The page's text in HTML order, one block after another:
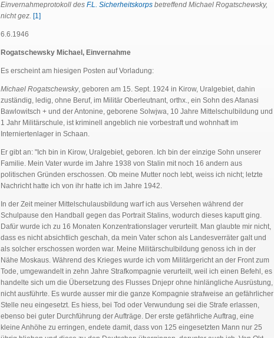
Einvernahmeprotokoll des F.L. Sicherheitskorps betreffend Michael Rogatschewsky,
nicht gez. [1]
6.6.1946
Rogatschewsky Michael, Einvernahme
Es erscheint am hiesigen Posten auf Vorladung:
Michael Rogatschewsky, geboren am 15. Sept. 1924 in Kirow, Uralgebiet, dahin
zuständig, ledig, ohne Beruf, im Militär Oberleutnant, orthx., ein Sohn des Afanasi
Bawlowitsch + und der Antonine, geborene Solwjwa, 10 Jahre Mittelschulbildung und
1 Jahr Militärschule, ist kriminell angeblich nie vorbestraft und wohnhaft im
Interniertenlager in Schaan.
Er gibt an: "Ich bin in Kirow, Uralgebiet, geboren. Ich bin der einzige Sohn unserer
Familie. Mein Vater wurde im Jahre 1938 von Stalin mit noch 16 andern aus
politischen Gründen erschossen. Ob meine Mutter noch lebt, weiss ich nicht; letzte
Nachricht hatte ich von ihr hatte ich im Jahre 1942.
In der Zeit meiner Mittelschulausbildung warf ich aus Versehen während der
Schulpause den Handball gegen das Portrait Stalins, wodurch dieses kaputt ging.
Dafür wurde ich zu 16 Monaten Konzentrationslager verurteilt. Man glaubte mir nicht,
dass es nicht absichtlich geschah, da mein Vater schon als Landesverräter galt und
als solcher erschossen worden war. Meine Militärschulbildung genoss ich in der
Nähe Moskaus. Während des Krieges wurde ich vom Militärgericht an der Front zum
Tode, umgewandelt in zehn Jahre Strafkompagnie verurteilt, weil ich einen Befehl, es
handelte sich um die Übersetzung des Flusses Dnjepr ohne hinlängliche Ausrüstung,
nicht ausführte. Es wurde ausser mir die ganze Kompagnie strafweise an gefährlicher
Stelle neu eingesetzt. Es hiess, bei Tod oder Verwundung sei die Strafe erlassen,
ebenso bei guter Durchführung der Aufträge. Der erste gefährliche Auftrag, eine
kleine Anhöhe zu erringen, endete damit, dass von 125 eingesetzten Mann nur 25